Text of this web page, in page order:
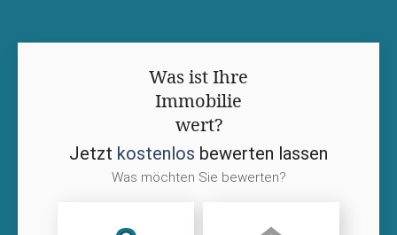
Was ist Ihre
Immobilie
wert?
Jetzt kostenlos bewerten lassen
Was möchten Sie bewerten?